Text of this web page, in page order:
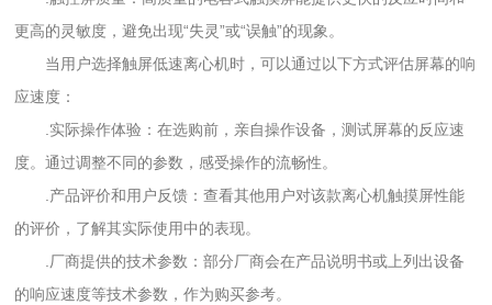
更高的灵敏度，避免出现“失灵”或“误触”的现象。
当用户选择触屏低速离心机时，可以通过以下方式评估屏幕的响
应速度：
.实际操作体验：在选购前，亲自操作设备，测试屏幕的反应速
度。通过调整不同的参数，感受操作的流畅性。
.产品评价和用户反馈：查看其他用户对该款离心机触摸屏性能
的评价，了解其实际使用中的表现。
.厂商提供的技术参数：部分厂商会在产品说明书或上列出设备
的响应速度等技术参数，作为购买参考。